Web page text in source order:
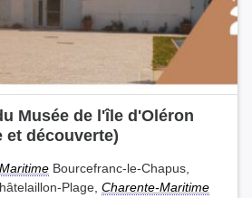
Musée de l'île d'Oléron
et découverte)
Bourcefranc-le-Chapus,
Plage, Charente-Maritime